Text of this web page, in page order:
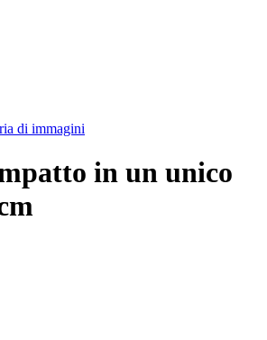
di immagini
in un unico